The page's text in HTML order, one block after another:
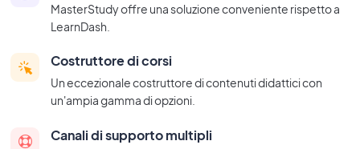
MasterStudy offre una soluzione conveniente rispetto a
LearnDash.
Costruttore di corsi
Un eccezionale costruttore di contenuti didattici con
un'ampia gamma di opzioni.
Canali di supporto multipli